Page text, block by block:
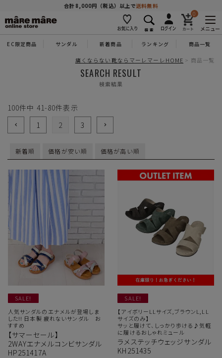
合計8,000円（税込）以上で送料無料
0
メニュー
EC限定商品 サンダル 新着商品 ランキング 商品一覧
痛くならない靴ならマーレマーレHOME 商品一覧
SEARCH RESULT
検索結果
新着順 価格が安い順 価格が高い順
100件中 41-80件表示
1
2 3
SALE!
人気サンダルのエナメルが登場しま
した!! 日本製 疲れないサンダル お
すすめ
【サマーセール】
2WAYエナメルコンビサンダル
HP251417A
SALE!
【アイボリーLLサイズ,ブラウンL,LL
サイズのみ】
サッと履けて、しっかり歩ける♪気軽
に履けるおしゃれミュール
ラメステッチウェッジサンダル
KH251435
商品を探す
#コンフォート #パンプス #スニーカー #ブーツ
カテゴリー
特徴
ブランド
サイズ